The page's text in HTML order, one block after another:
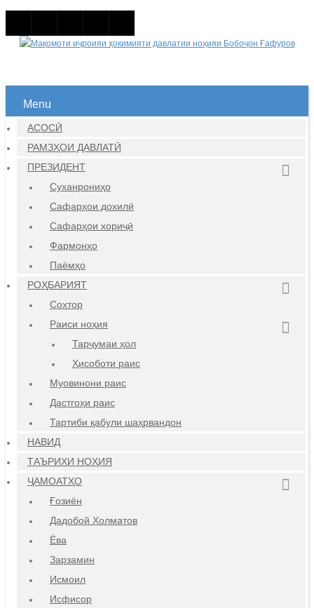
Menu
АСОСӢ
РАМЗҲОИ ДАВЛАТӢ
ПРЕЗИДЕНТ
Суханрониҳо
Сафарҳои дохилӣ
Сафарҳои хориҷӣ
Фармонҳо
Паёмҳо
РОҲБАРИЯТ
Сохтор
Раиси ноҳия
Тарҷумаи ҳол
Ҳисоботи раис
Муовинони раис
Дастгоҳи раис
Тартиби қабули шаҳрвандон
НАВИД
ТАЪРИХИ НОҲИЯ
ҶАМОАТҲО
Ғозиён
Дадобой Холматов
Ёва
Зарзамин
Исмоил
Исфисор